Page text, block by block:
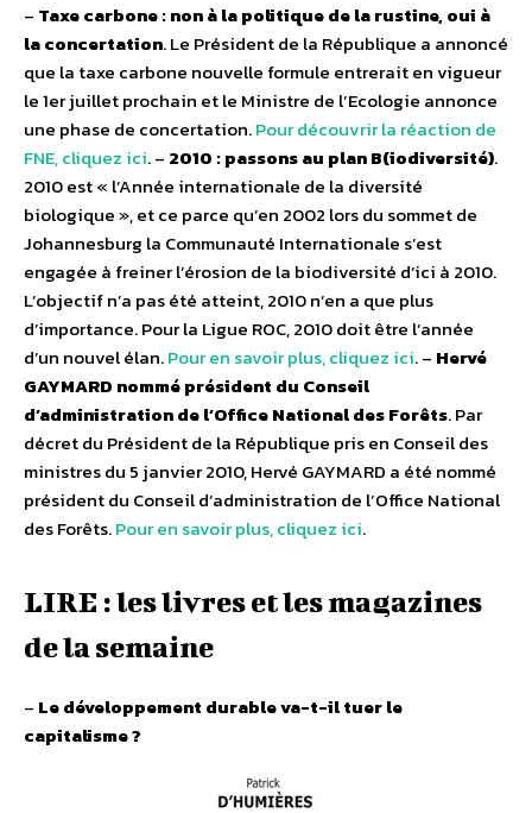
– Taxe carbone : non à la politique de la rustine, oui à
la concertation. Le Président de la République a annoncé
que la taxe carbone nouvelle formule entrerait en vigueur
le 1er juillet prochain et le Ministre de l’Ecologie annonce
une phase de concertation.Pour découvrir la réaction de
FNE, cliquez ici. – 2010 : passons au plan B(iodiversité).
2010 est « l’Année internationale de la diversité
biologique », et ce parce qu’en 2002 lors du sommet de
Johannesburg la Communauté Internationale s’est
engagée à freiner l’érosion de la biodiversité d’ici à 2010.
L’objectif n’a pas été atteint, 2010 n’en a que plus
d’importance. Pour la Ligue ROC, 2010 doit être l’année
d’un nouvel élan.Pour en savoir plus, cliquez ici. – Hervé
GAYMARD nommé président du Conseil
d’administration de l’Office National des Forêts. Par
décret du Président de la République pris en Conseil des
ministres du 5 janvier 2010, Hervé GAYMARD a été nommé
président du Conseil d’administration de l’Office National
des Forêts.Pour en savoir plus, cliquez ici.
LIRE : les livres et les magazines
de la semaine
– Le développement durable va-t-il tuer le
capitalisme ?